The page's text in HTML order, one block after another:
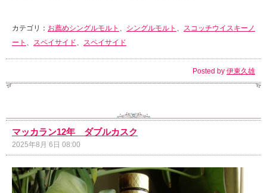
カテゴリ： お薦めシングルモルト シングルモルト
スコッチウイスキーノ
ート
スペイサイド スペイサイド
Posted by 伊東久雄
マッカラン12年 ダブルカスク
2025年8月 6日 08:00